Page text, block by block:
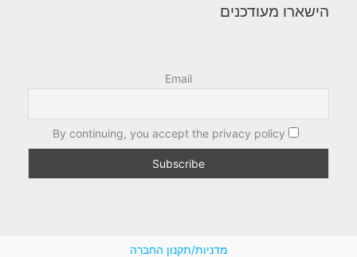
הישארו מעודכנים
Email
By continuing, you accept the privacy policy
מדניות/תקנון החברה